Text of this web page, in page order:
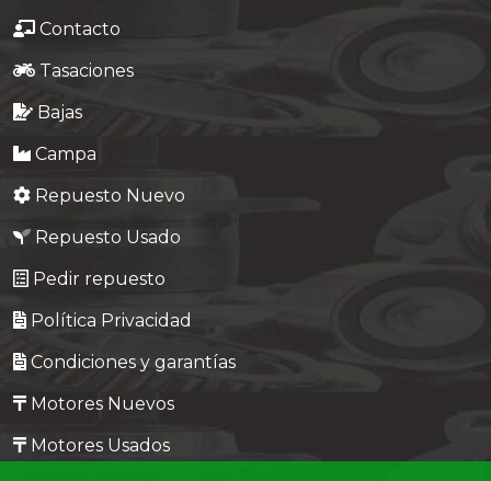
Contacto
Tasaciones
Bajas
Campa
Repuesto Nuevo
Repuesto Usado
Pedir repuesto
Política Privacidad
Condiciones y garantías
Motores Nuevos
Motores Usados